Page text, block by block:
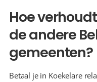
Hoe
de andere
gemeenten?
Betaal je in Koekelare